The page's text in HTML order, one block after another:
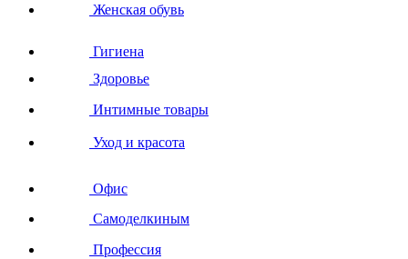
Женская обувь
Гигиена
Здоровье
Интимные товары
Уход и красота
Офис
Самоделкиным
Профессия